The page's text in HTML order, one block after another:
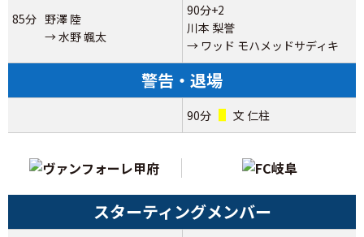
85分 野澤 陸
→ 水野 颯太
90分+2
川本 梨誉
→ ワッド モハメッドサディキ
警告・退場
90分 文 仁柱
スターティングメンバー